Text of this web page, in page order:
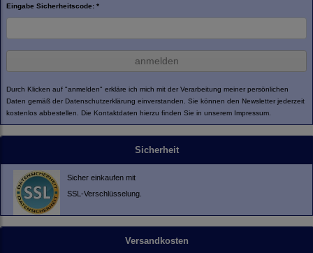
Eingabe Sicherheitscode: *
anmelden
Durch Klicken auf "anmelden" erkläre ich mich mit der Verarbeitung meiner persönlichen
Daten gemäß der Datenschutzerklärung einverstanden. Sie können den Newsletter jederzeit
kostenlos abbestellen. Die Kontaktdaten hierzu finden Sie in unserem Impressum.
Sicherheit
Sicher einkaufen mit
SSL-Verschlüsselung.
Versandkosten